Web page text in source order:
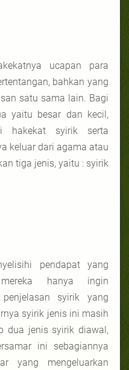
ucapan para
bahkan yang
satu sama lain. Bagi
yaitu besar dan kecil,
hakekat syirik serta
keluar dari agama atau
tiga jenis, yaitu : syirik
pendapat yang
hanya ingin
syirik yang
syirik jenis ini masih
dua jenis syirik diawal,
ini sebagiannya
yang mengeluarkan